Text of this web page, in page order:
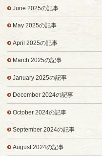
June 2025の記事
May 2025の記事
April 2025の記事
March 2025の記事
January 2025の記事
December 2024の記事
October 2024の記事
September 2024の記事
August 2024の記事